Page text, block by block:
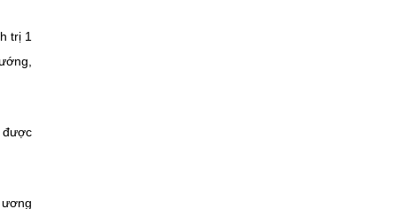
trị 1
được